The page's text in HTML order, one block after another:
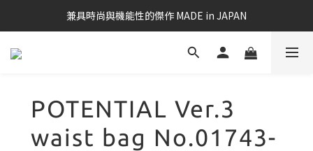
兼具時尚與機能性的傑作 MADE in JAPAN
POTENTIAL Ver.3
waist bag No.01743-